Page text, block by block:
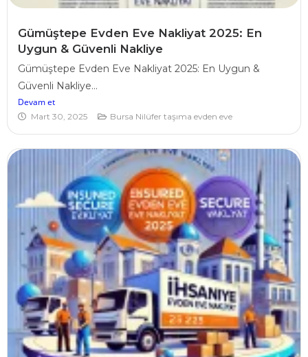
Gümüştepe Evden Eve Nakliyat 2025: En
Uygun & Güvenli Nakliye
Gümüştepe Evden Eve Nakliyat 2025: En Uygun &
Güvenli Nakliye...
Devam et
Mart 30, 2025 Bursa Nilüfer taşıma evden eve